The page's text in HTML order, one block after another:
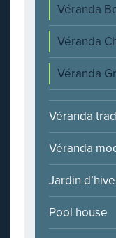
Véranda
Véranda
Véranda
Véranda
Véranda
Jardin
Pool house